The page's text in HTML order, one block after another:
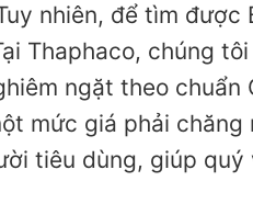
nhiên, để tìm được
Thaphaco, chúng
ngặt theo chuẩn
mức giá phải chăng
tiêu dùng, giúp quý